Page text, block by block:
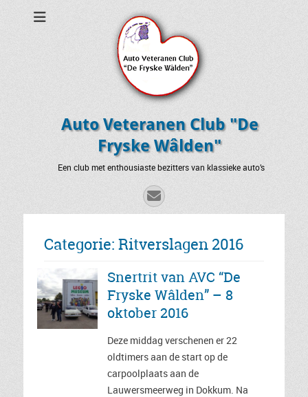
Auto Veteranen Club "De
Fryske Wâlden"
Een club met enthousiaste bezitters van klassieke auto’s
E-
mail
Categorie: Ritverslagen 2016
Snertrit van AVC “De
Fryske Wâlden” – 8
oktober 2016
Deze middag verschenen er 22
oldtimers aan de start op de
carpoolplaats aan de
Lauwersmeerweg in Dokkum. Na